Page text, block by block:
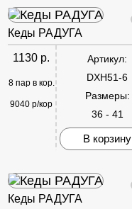
Кеды РАДУГА
1130 р.
8 пар в кор.
9040 р/кор
Артикул:
DXH51-6
Размеры:
36 - 41
В корзину
Кеды РАДУГА